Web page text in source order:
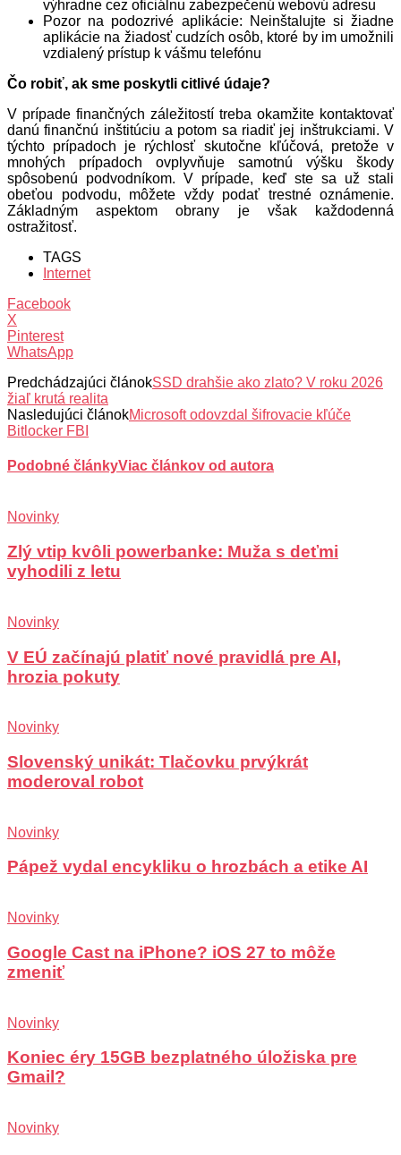
výhradne cez oficiálnu zabezpečenú webovú adresu
Pozor na podozrivé aplikácie: Neinštalujte si žiadne
aplikácie na žiadosť cudzích osôb, ktoré by im umožnili
vzdialený prístup k vášmu telefónu
Čo robiť, ak sme poskytli citlivé údaje?
V prípade finančných záležitostí treba okamžite kontaktovať
danú finančnú inštitúciu a potom sa riadiť jej inštrukciami. V
týchto prípadoch je rýchlosť skutočne kľúčová, pretože v
mnohých prípadoch ovplyvňuje samotnú výšku škody
spôsobenú podvodníkom. V prípade, keď ste sa už stali
obeťou podvodu, môžete vždy podať trestné oznámenie.
Základným aspektom obrany je však každodenná
ostražitosť.
TAGS
Internet
Facebook
X
Pinterest
WhatsApp
Predchádzajúci článokSSD drahšie ako zlato? V roku 2026
žiaľ krutá realita
Nasledujúci článokMicrosoft odovzdal šifrovacie kľúče
Bitlocker FBI
Podobné článkyViac článkov od autora
Novinky
Zlý vtip kvôli powerbanke: Muža s deťmi
vyhodili z letu
Novinky
V EÚ začínajú platiť nové pravidlá pre AI,
hrozia pokuty
Novinky
Slovenský unikát: Tlačovku prvýkrát
moderoval robot
Novinky
Pápež vydal encykliku o hrozbách a etike AI
Novinky
Google Cast na iPhone? iOS 27 to môže
zmeniť
Novinky
Koniec éry 15GB bezplatného úložiska pre
Gmail?
Novinky